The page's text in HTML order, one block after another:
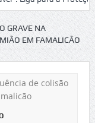
GRAVE NA
EM FAMALICÃO